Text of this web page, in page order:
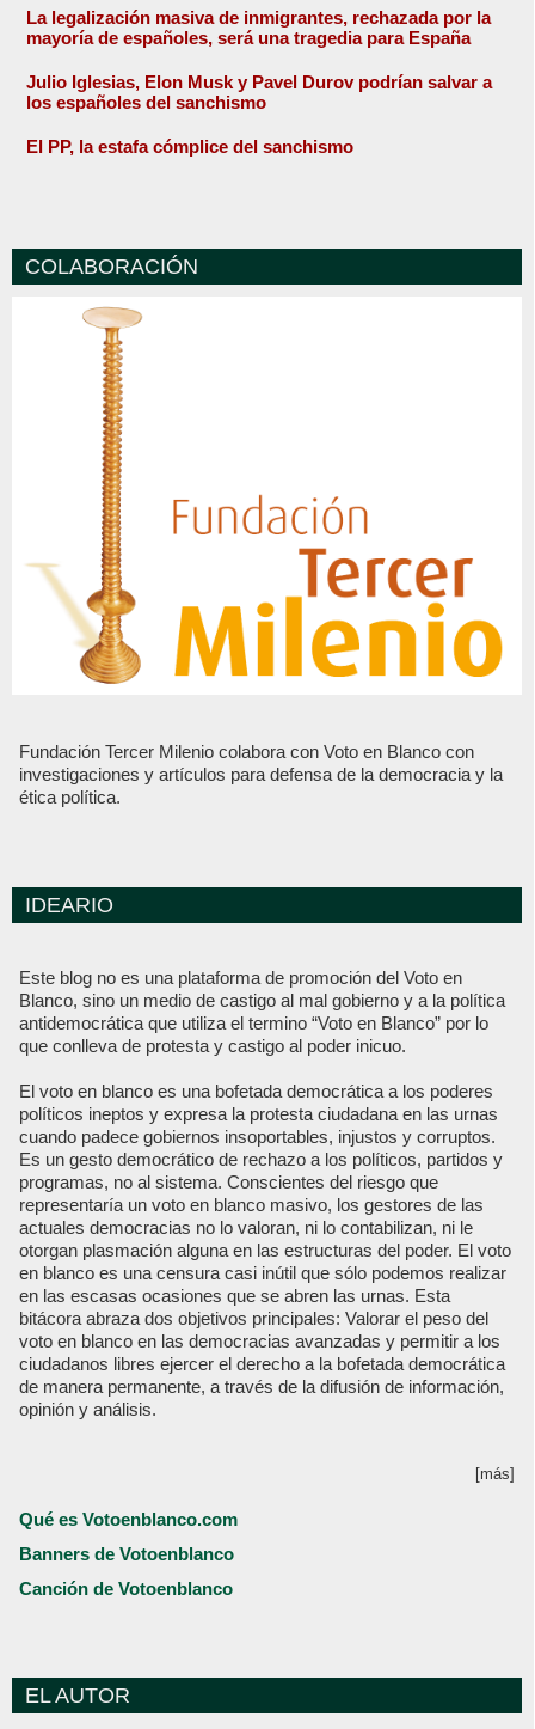
La legalización masiva de inmigrantes, rechazada por la
mayoría de españoles, será una tragedia para España
Julio Iglesias, Elon Musk y Pavel Durov podrían salvar a
los españoles del sanchismo
El PP, la estafa cómplice del sanchismo
COLABORACIÓN
Fundación Tercer Milenio colabora con Voto en Blanco con
investigaciones y artículos para defensa de la democracia y la
ética política.
IDEARIO
Este blog no es una plataforma de promoción del Voto en
Blanco, sino un medio de castigo al mal gobierno y a la política
antidemocrática que utiliza el termino “Voto en Blanco” por lo
que conlleva de protesta y castigo al poder inicuo.
El voto en blanco es una bofetada democrática a los poderes
políticos ineptos y expresa la protesta ciudadana en las urnas
cuando padece gobiernos insoportables, injustos y corruptos.
Es un gesto democrático de rechazo a los políticos, partidos y
programas, no al sistema. Conscientes del riesgo que
representaría un voto en blanco masivo, los gestores de las
actuales democracias no lo valoran, ni lo contabilizan, ni le
otorgan plasmación alguna en las estructuras del poder. El voto
en blanco es una censura casi inútil que sólo podemos realizar
en las escasas ocasiones que se abren las urnas. Esta
bitácora abraza dos objetivos principales: Valorar el peso del
voto en blanco en las democracias avanzadas y permitir a los
ciudadanos libres ejercer el derecho a la bofetada democrática
de manera permanente, a través de la difusión de información,
opinión y análisis.
[más]
Qué es Votoenblanco.com
Banners de Votoenblanco
Canción de Votoenblanco
EL AUTOR